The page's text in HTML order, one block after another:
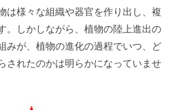
は様々な組織や器官を作り出し、複
。しかしながら、植物の陸上進出の
みが、植物の進化の過程でいつ、ど
されたのかは明らかになっていませ